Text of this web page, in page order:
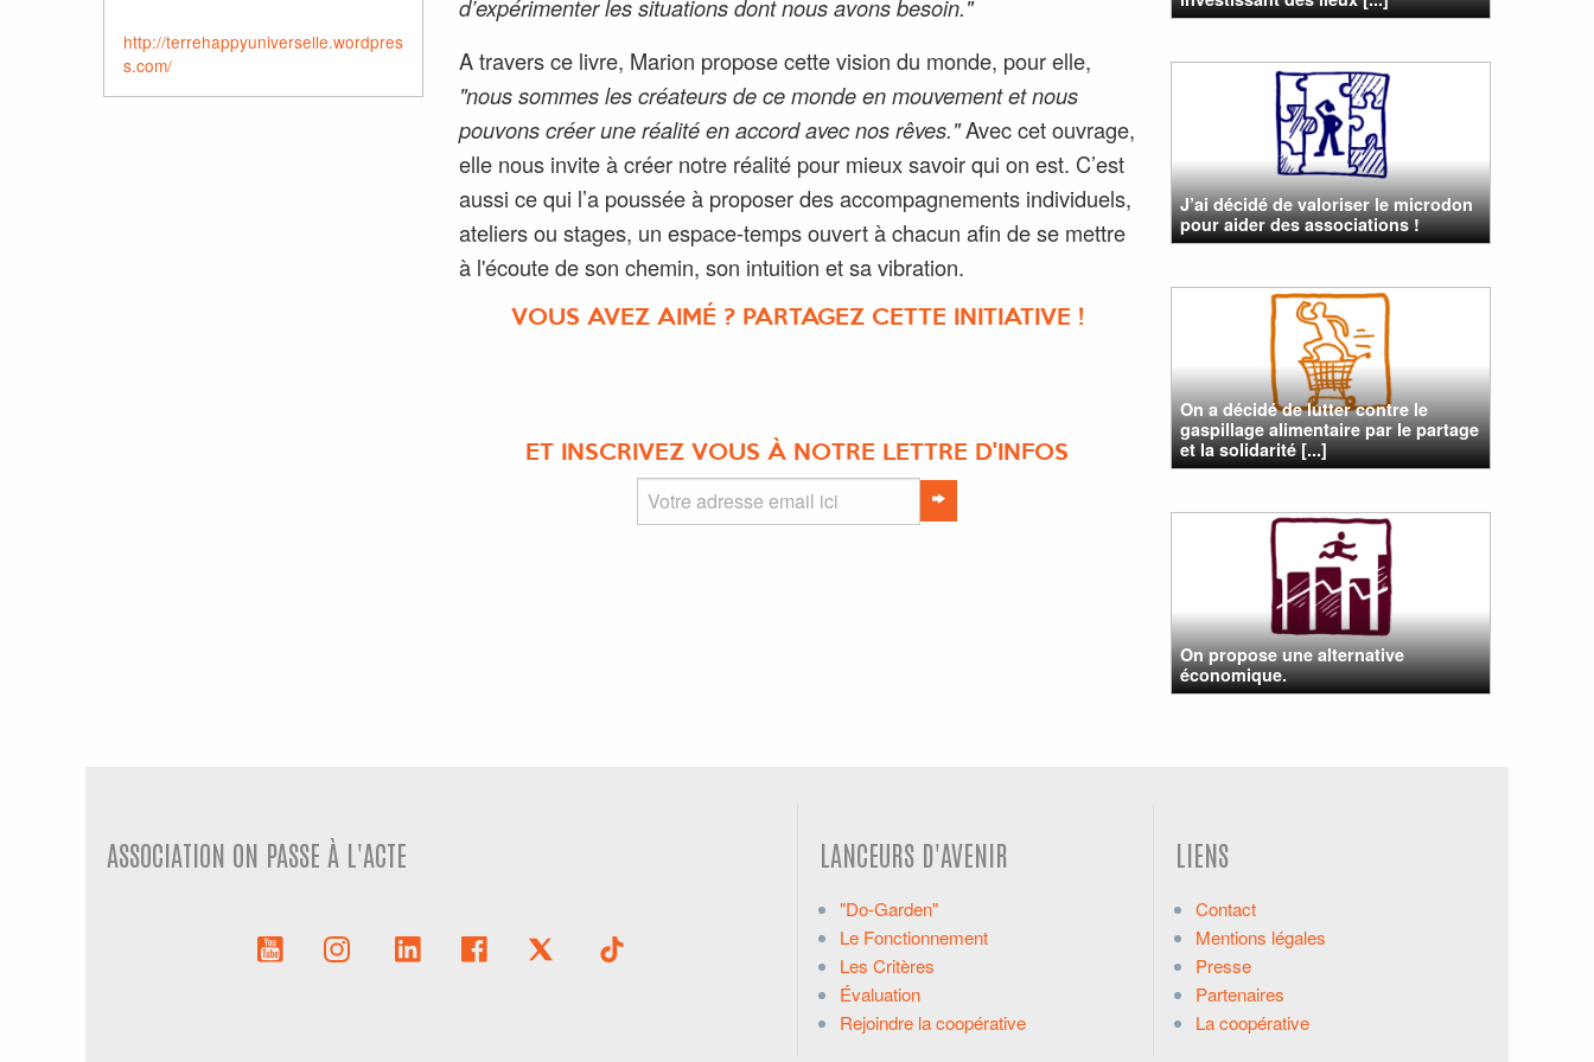
http://terrehappyuniverselle.wordpres
s.com/
d’expérimenter les situations dont nous avons besoin."
A travers ce livre, Marion propose cette vision du monde, pour elle,
"nous sommes les créateurs de ce monde en mouvement et nous
pouvons créer une réalité en accord avec nos rêves."Avec cet ouvrage,
elle nous invite à créer notre réalité pour mieux savoir qui on est. C’est
aussi ce qui l’a poussée à proposer des accompagnements individuels,
ateliers ou stages, un espace-temps ouvert à chacun afin de se mettre
à l'écoute de son chemin, son intuition et sa vibration.
VOUS AVEZ AIMÉ ? PARTAGEZ CETTE INITIATIVE !
ET INSCRIVEZ VOUS À NOTRE LETTRE D'INFOS
J’ai décidé de valoriser le microdon
pour aider des associations !
On a décidé de lutter contre le
gaspillage alimentaire par le partage
et la solidarité [...]
On propose une alternative
économique.
ASSOCIATION ON PASSE À L'ACTE LANCEURS D'AVENIR
"Do-Garden"
Le Fonctionnement
Les Critères
Évaluation
Rejoindre la coopérative
LIENS
Contact
Mentions légales
Presse
Partenaires
La coopérative